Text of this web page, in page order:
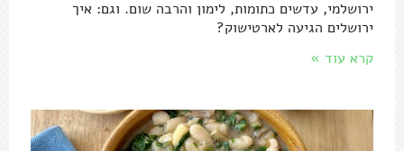
ירושלמי, עדשים כתומות, לימון והרבה שום. וגם: איך
ירושלים הגיעה לארטישוק?
קרא עוד »